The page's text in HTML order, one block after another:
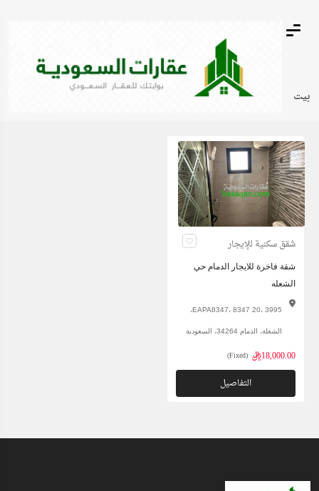
بيت
شقق سكنية للإيجار
شقة فاخرة للايجار الدمام حي
الشعله
EAPA8347، 8347 20، 3995،
الشعلة، الدمام 34264، السعودية
18,000.00ريال (Fixed)
التفاصيل